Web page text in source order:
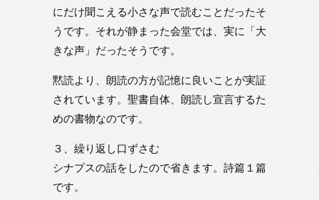
にだけ聞こえる小さな声で読むことだったそ
うです。それが静まった会堂では、実に「大
きな声」だったそうです。
黙読より、朗読の方が記憶に良いことが実証
されています。聖書自体、朗読し宣言するた
めの書物なのです。
３、繰り返し口ずさむ
シナプスの話をしたので省きます。詩篇１篇
です。